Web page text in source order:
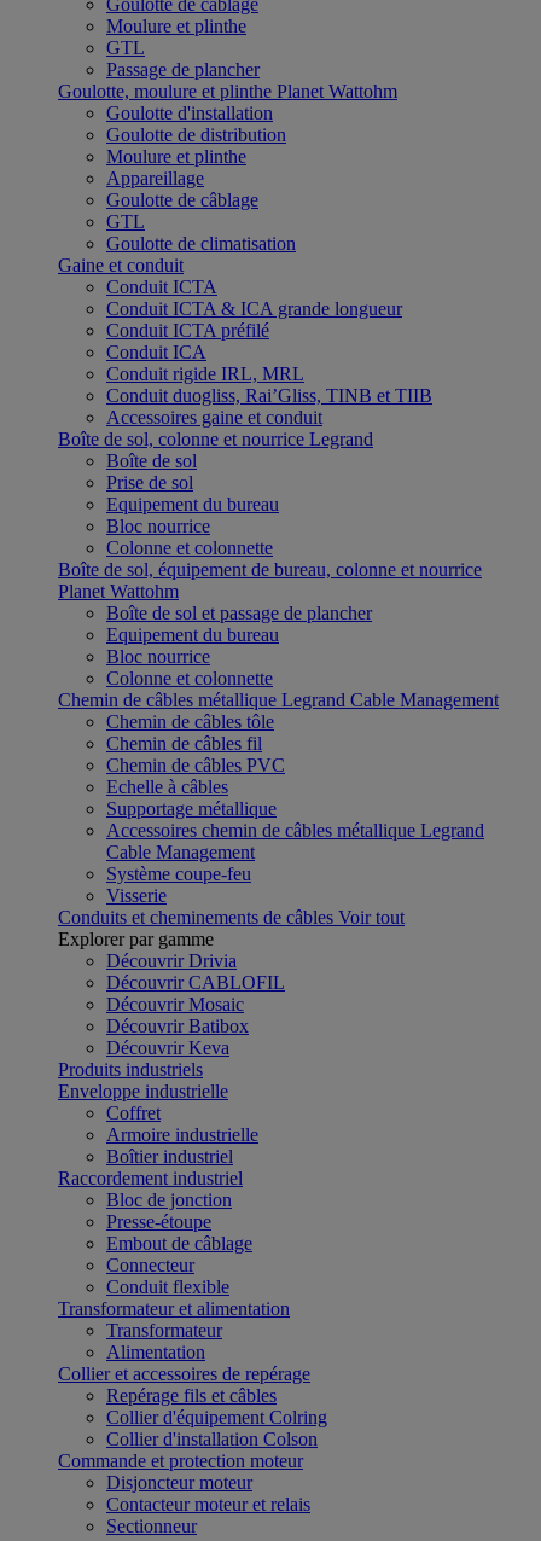
Goulotte de câblage
Moulure et plinthe
GTL
Passage de plancher
Goulotte, moulure et plinthe Planet Wattohm
Goulotte d'installation
Goulotte de distribution
Moulure et plinthe
Appareillage
Goulotte de câblage
GTL
Goulotte de climatisation
Gaine et conduit
Conduit ICTA
Conduit ICTA & ICA grande longueur
Conduit ICTA préfilé
Conduit ICA
Conduit rigide IRL, MRL
Conduit duogliss, Rai’Gliss, TINB et TIIB
Accessoires gaine et conduit
Boîte de sol, colonne et nourrice Legrand
Boîte de sol
Prise de sol
Equipement du bureau
Bloc nourrice
Colonne et colonnette
Boîte de sol, équipement de bureau, colonne et nourrice
Planet Wattohm
Boîte de sol et passage de plancher
Equipement du bureau
Bloc nourrice
Colonne et colonnette
Chemin de câbles métallique Legrand Cable Management
Chemin de câbles tôle
Chemin de câbles fil
Chemin de câbles PVC
Echelle à câbles
Supportage métallique
Accessoires chemin de câbles métallique Legrand
Cable Management
Système coupe-feu
Visserie
Conduits et cheminements de câbles Voir tout
Explorer par gamme
Découvrir Drivia
Découvrir CABLOFIL
Découvrir Mosaic
Découvrir Batibox
Découvrir Keva
Produits industriels
Enveloppe industrielle
Coffret
Armoire industrielle
Boîtier industriel
Raccordement industriel
Bloc de jonction
Presse-étoupe
Embout de câblage
Connecteur
Conduit flexible
Transformateur et alimentation
Transformateur
Alimentation
Collier et accessoires de repérage
Repérage fils et câbles
Collier d'équipement Colring
Collier d'installation Colson
Commande et protection moteur
Disjoncteur moteur
Contacteur moteur et relais
Sectionneur